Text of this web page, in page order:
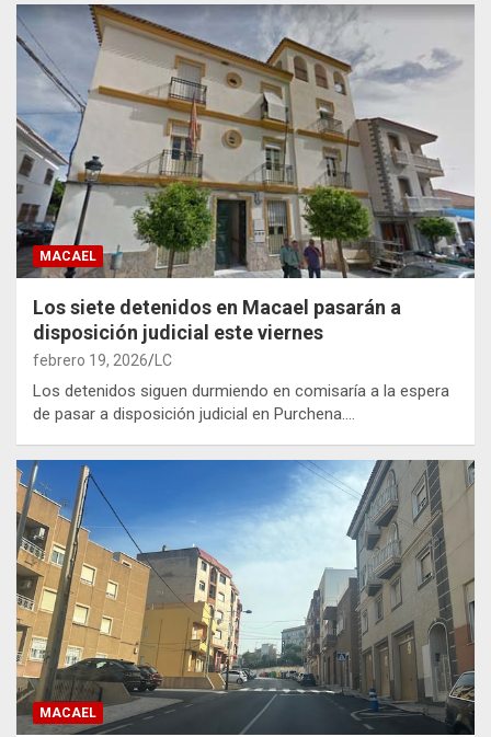
MACAEL
Los siete detenidos en Macael pasarán a
disposición judicial este viernes
febrero 19, 2026 LC
Los detenidos siguen durmiendo en comisaría a la espera
de pasar a disposición judicial en Purchena.…
MACAEL